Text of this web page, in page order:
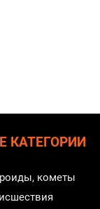
КАТЕГОРИИ
кометы